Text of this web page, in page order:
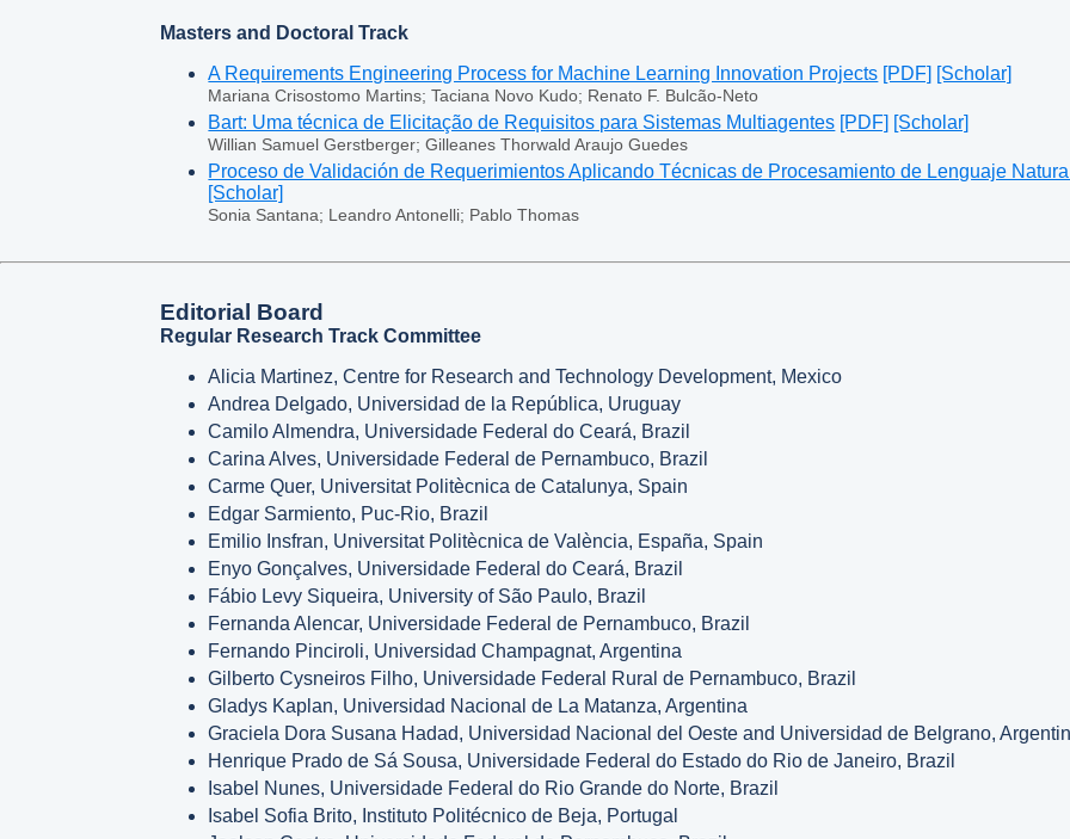
Masters and Doctoral Track
A Requirements Engineering Process for Machine Learning Innovation Projects [PDF] [Scholar]
Mariana Crisostomo Martins; Taciana Novo Kudo; Renato F. Bulcão-Neto
Bart: Uma técnica de Elicitação de Requisitos para Sistemas Multiagentes [PDF] [Scholar]
Willian Samuel Gerstberger; Gilleanes Thorwald Araujo Guedes
Proceso de Validación de Requerimientos Aplicando Técnicas de Procesamiento de Lenguaje
[Scholar]
Sonia Santana; Leandro Antonelli; Pablo Thomas
Editorial Board
Regular Research Track Committee
Alicia Martinez, Centre for Research and Technology Development, Mexico
Andrea Delgado, Universidad de la República, Uruguay
Camilo Almendra, Universidade Federal do Ceará, Brazil
Carina Alves, Universidade Federal de Pernambuco, Brazil
Carme Quer, Universitat Politècnica de Catalunya, Spain
Edgar Sarmiento, Puc-Rio, Brazil
Emilio Insfran, Universitat Politècnica de València, España, Spain
Enyo Gonçalves, Universidade Federal do Ceará, Brazil
Fábio Levy Siqueira, University of São Paulo, Brazil
Fernanda Alencar, Universidade Federal de Pernambuco, Brazil
Fernando Pinciroli, Universidad Champagnat, Argentina
Gilberto Cysneiros Filho, Universidade Federal Rural de Pernambuco, Brazil
Gladys Kaplan, Universidad Nacional de La Matanza, Argentina
Graciela Dora Susana Hadad, Universidad Nacional del Oeste and Universidad de Belgrano,
Henrique Prado de Sá Sousa, Universidade Federal do Estado do Rio de Janeiro, Brazil
Isabel Nunes, Universidade Federal do Rio Grande do Norte, Brazil
Isabel Sofia Brito, Instituto Politécnico de Beja, Portugal